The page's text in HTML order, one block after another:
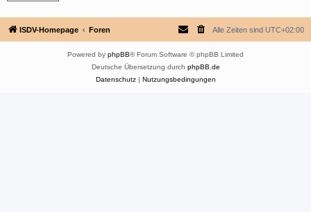
ISDV-Homepage Foren Alle Zeiten sind UTC+02:00
Powered by phpBB® Forum Software © phpBB Limited
Deutsche Übersetzung durch phpBB.de
Datenschutz| Nutzungsbedingungen